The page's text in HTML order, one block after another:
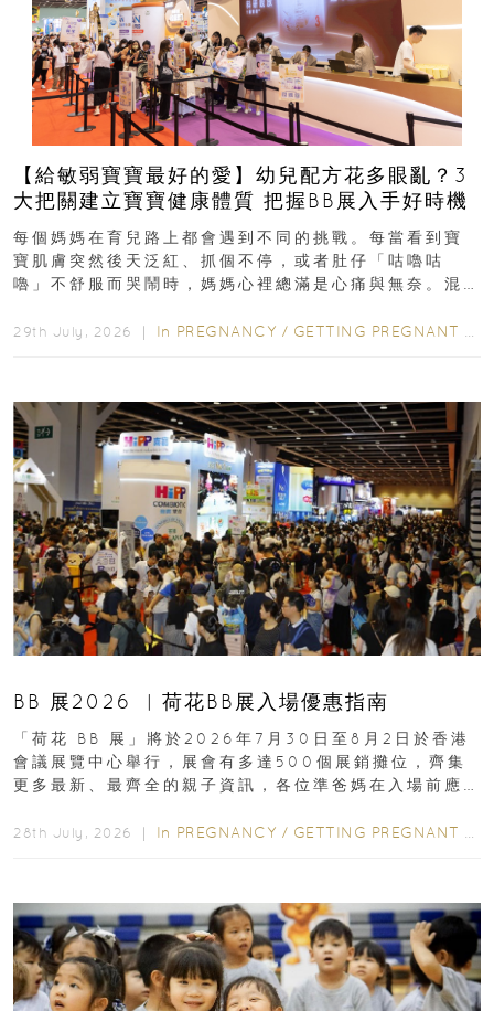
【給敏弱寶寶最好的愛】幼兒配方花多眼亂？3
大把關建立寶寶健康體質 把握BB展入手好時機
每個媽媽在育兒路上都會遇到不同的挑戰。每當看到寶
寶肌膚突然後天泛紅、抓個不停，或者肚仔「咕嚕咕
嚕」不舒服而哭鬧時，媽媽心裡總滿是心痛與無奈。混
29th July, 2026 ｜ In PREGNANCY / GETTING PREGNANT
BB 展2026 ︳荷花BB展入場優惠指南
「荷花 BB 展」將於2026年7月30日至8月2日於香港
會議展覽中心舉行，展會有多達500個展銷攤位，齊集
更多最新、最齊全的親子資訊，各位準爸媽在入場前應
28th July, 2026 ｜ In PREGNANCY / GETTING PREGNANT